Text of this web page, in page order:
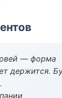
— форма
держится.